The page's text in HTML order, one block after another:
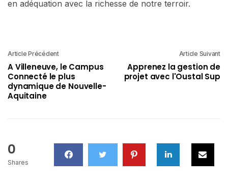
en adéquation avec la richesse de notre terroir.
Article Précédent
A Villeneuve, le Campus
Connecté le plus
dynamique de Nouvelle-
Aquitaine
Article Suivant
Apprenez la gestion de
projet avec l'Oustal Sup
0
Shares